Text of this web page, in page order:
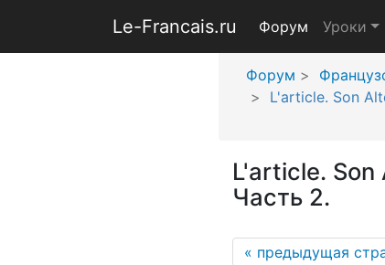
Le-Francais.ru Форум Уроки
Форум
L'article. Son
L'article.
Часть 2.
« предыдущая